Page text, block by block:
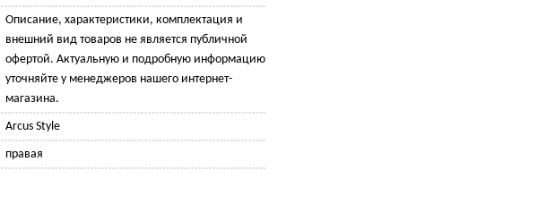
Описание, характеристики, комплектация и
внешний вид товаров не является публичной
офертой. Актуальную и подробную информацию
уточняйте у менеджеров нашего интернет-
магазина.
Arcus Style
правая